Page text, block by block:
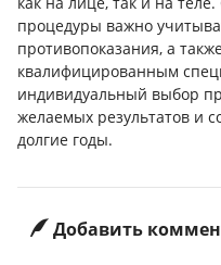
процедуры важно
противопоказания, а
квалифицированным
индивидуальный выбор
желаемых результатов и
долгие годы.
Добавить